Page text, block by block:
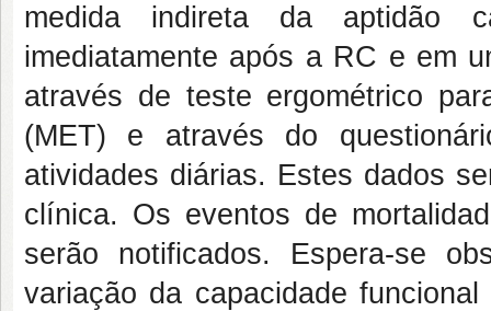
medida indireta da aptidão
imediatamente após a RC e em
através de teste ergométrico
(MET) e através do
atividades diárias. Estes dados
clínica. Os eventos de
serão notificados. Espera-se
variação da capacidade